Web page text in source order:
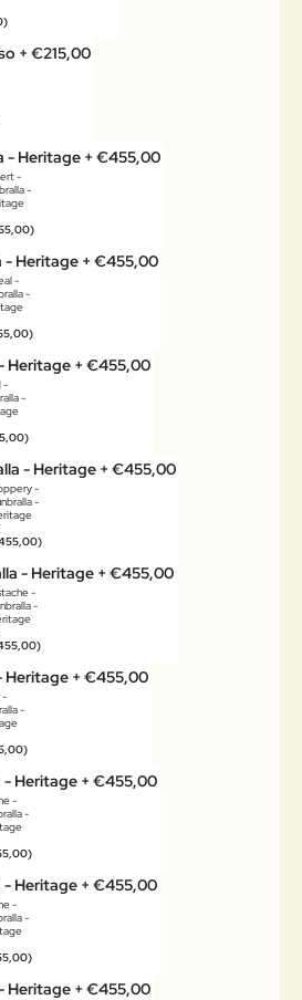
-
-
-
-
-
-
-
-
-
-
-
-
-
-
-
-